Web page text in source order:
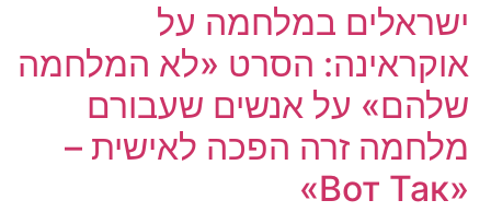
ישראלים במלחמה על
אוקראינה: הסרט «לא המלחמה
שלהם» על אנשים שעבורם
מלחמה זרה הפכה לאישית –
«Вот Так»